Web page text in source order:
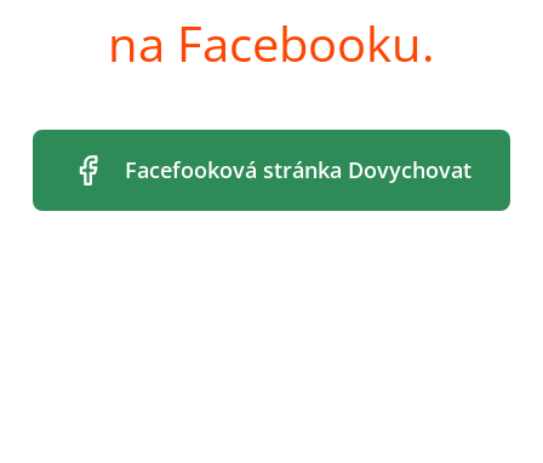
na Facebooku.
Facefooková stránka Dovychovat